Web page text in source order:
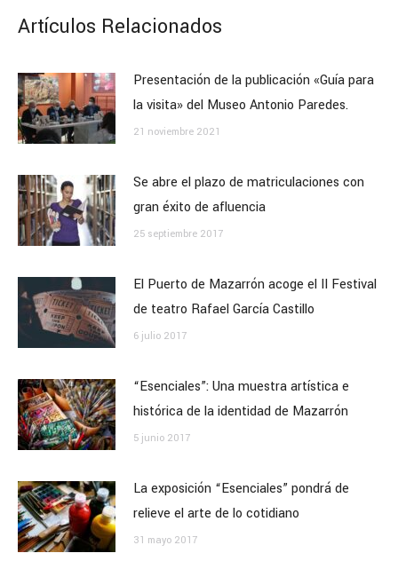
Artículos Relacionados
Presentación de la publicación «Guía para
la visita» del Museo Antonio Paredes.
21 noviembre 2021
Se abre el plazo de matriculaciones con
gran éxito de afluencia
25 septiembre 2017
El Puerto de Mazarrón acoge el II Festival
de teatro Rafael García Castillo
6 julio 2017
“Esenciales”: Una muestra artística e
histórica de la identidad de Mazarrón
5 junio 2017
La exposición “Esenciales” pondrá de
relieve el arte de lo cotidiano
31 mayo 2017